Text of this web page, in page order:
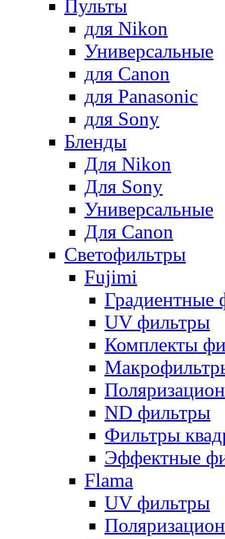
Пульты
для Nikon
Универсальные
для Canon
для Panasonic
для Sony
Бленды
Для Nikon
Для Sony
Универсальные
Для Canon
Светофильтры
Fujimi
Градиентные
UV фильтры
Комплекты
ND фильтры
Фильтры
Эффектные
Flama
UV фильтры